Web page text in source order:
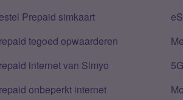
Prepaid simkaart
tegoed opwaarderen
internet van Simyo
onbeperkt internet